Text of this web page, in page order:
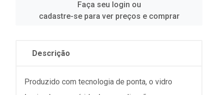
Faça seu login ou
cadastre-se para ver preços e comprar
Descrição
Produzido com tecnologia de ponta, o vidro